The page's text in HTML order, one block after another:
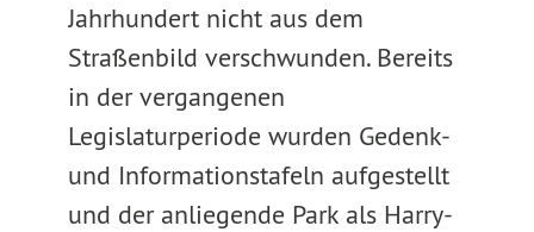
Jahrhundert nicht aus dem
Straßenbild verschwunden. Bereits
in der vergangenen
Legislaturperiode wurden Gedenk-
und Informationstafeln aufgestellt
und der anliegende Park als Harry-